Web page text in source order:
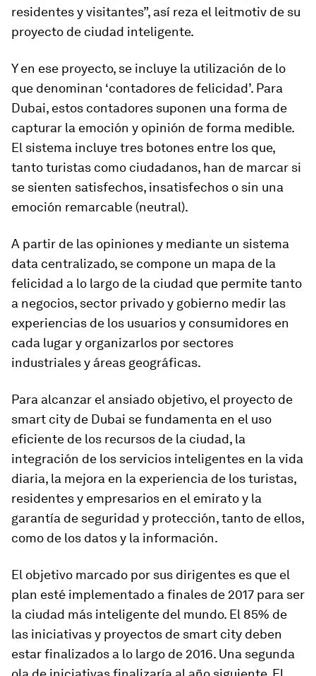
residentes y visitantes”, así reza el leitmotiv de su
proyecto de ciudad inteligente.
Y en ese proyecto, se incluye la utilización de lo
que denominan ‘contadores de felicidad’. Para
Dubai, estos contadores suponen una forma de
capturar la emoción y opinión de forma medible.
El sistema incluye tres botones entre los que,
tanto turistas como ciudadanos, han de marcar si
se sienten satisfechos, insatisfechos o sin una
emoción remarcable (neutral).
A partir de las opiniones y mediante un sistema
data centralizado, se compone un mapa de la
felicidad a lo largo de la ciudad que permite tanto
a negocios, sector privado y gobierno medir las
experiencias de los usuarios y consumidores en
cada lugar y organizarlos por sectores
industriales y áreas geográficas.
Para alcanzar el ansiado objetivo, el proyecto de
smart city de Dubai se fundamenta en el uso
eficiente de los recursos de la ciudad, la
integración de los servicios inteligentes en la vida
diaria, la mejora en la experiencia de los turistas,
residentes y empresarios en el emirato y la
garantía de seguridad y protección, tanto de ellos,
como de los datos y la información.
El objetivo marcado por sus dirigentes es que el
plan esté implementado a finales de 2017 para ser
la ciudad más inteligente del mundo. El 85% de
las iniciativas y proyectos de smart city deben
estar finalizados a lo largo de 2016. Una segunda